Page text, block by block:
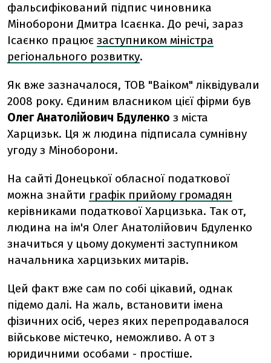
фальсифікований підпис чиновника
Міноборони Дмитра Ісаєнка. До речі, зараз
Ісаєнко працює заступником міністра
регіонального розвитку.
Як вже зазначалося, ТОВ "Ваіком" ліквідували
2008 року. Єдиним власником цієї фірми був
Олег Анатолійович Бдуленко з міста
Харцизьк. Ця ж людина підписала сумнівну
угоду з Міноборони.
На сайті Донецької обласної податкової
можна знайти графік прийому громадян
керівниками податкової Харцизька. Так от,
людина на ім'я Олег Анатолійович Бдуленко
значиться у цьому документі заступником
начальника харцизьких митарів.
Цей факт вже сам по собі цікавий, однак
підемо далі. На жаль, встановити імена
фізичних осіб, через яких перепродавалося
військове містечко, неможливо. А от з
юридичними особами - простіше.